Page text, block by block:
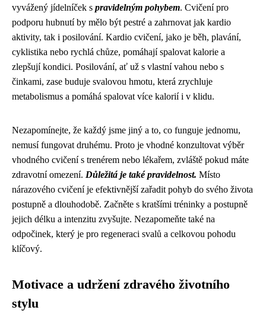
vyvážený jídelníček s pravidelným pohybem. Cvičení pro
podporu hubnutí by mělo být pestré a zahrnovat jak kardio
aktivity, tak i posilování. Kardio cvičení, jako je běh, plavání,
cyklistika nebo rychlá chůze, pomáhají spalovat kalorie a
zlepšují kondici. Posilování, ať už s vlastní vahou nebo s
činkami, zase buduje svalovou hmotu, která zrychluje
metabolismus a pomáhá spalovat více kalorií i v klidu.
Nezapomínejte, že každý jsme jiný a to, co funguje jednomu,
nemusí fungovat druhému. Proto je vhodné konzultovat výběr
vhodného cvičení s trenérem nebo lékařem, zvláště pokud máte
zdravotní omezení. Důležitá je také pravidelnost. Místo
nárazového cvičení je efektivnější zařadit pohyb do svého života
postupně a dlouhodobě. Začněte s kratšími tréninky a postupně
jejich délku a intenzitu zvyšujte. Nezapomeňte také na
odpočinek, který je pro regeneraci svalů a celkovou pohodu
klíčový.
Motivace a udržení zdravého životního
stylu